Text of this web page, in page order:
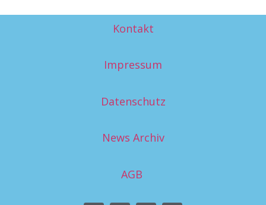
Kontakt
Impressum
Datenschutz
News Archiv
AGB